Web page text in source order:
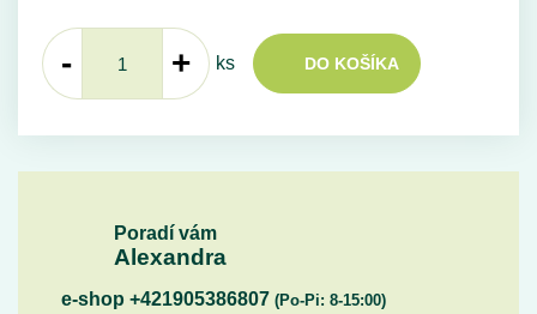
- + ks DO KOŠÍKA
Poradí vám
Alexandra
e-shop +421905386807 (Po-Pi: 8-15:00)